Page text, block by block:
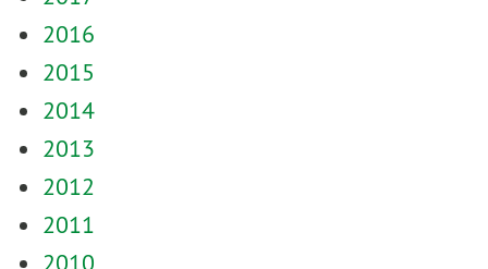
2016
2015
2014
2013
2012
2011
2010